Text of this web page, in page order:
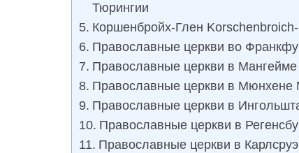
Тюрингии
Коршенбройх-Глен
Православные церкви во
Православные церкви в Мангейме
Православные церкви в Мюнхене
Православные церкви в
Православные церкви в
Православные церкви в